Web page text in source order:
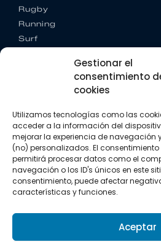
Gestionar el
consentimiento
cookies
Utilizamos tecnologías como las
acceder a la información del
mejorar la experiencia de navegación
(no) personalizados. El
permitirá procesar datos como el
navegación o los ID's únicos en este
consentimiento, puede afectar
características y funciones.
Aceptar
Rugby
Running
Surf
CONTACTO
+34 662 342 177
info@vkssport.com
SÍGUENOS
Política
Política de